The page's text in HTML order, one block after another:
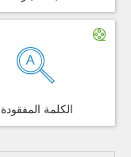
الكلمة المفقودة